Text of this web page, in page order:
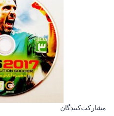
مشارکت‌کنندگان